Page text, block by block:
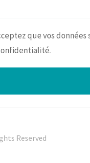
que vos
Reserved